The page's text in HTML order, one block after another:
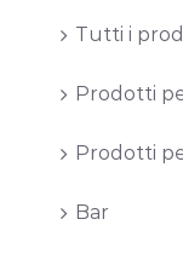
Tutti i
Prodotti
Prodotti
Bar